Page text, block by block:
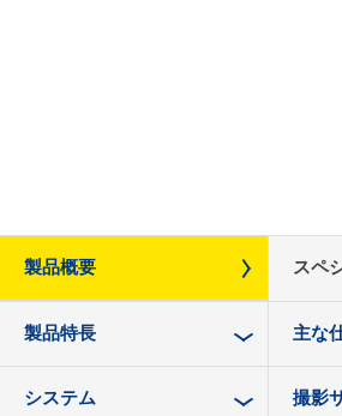
製品概要 スペ
製品特長 主な
システム 撮影